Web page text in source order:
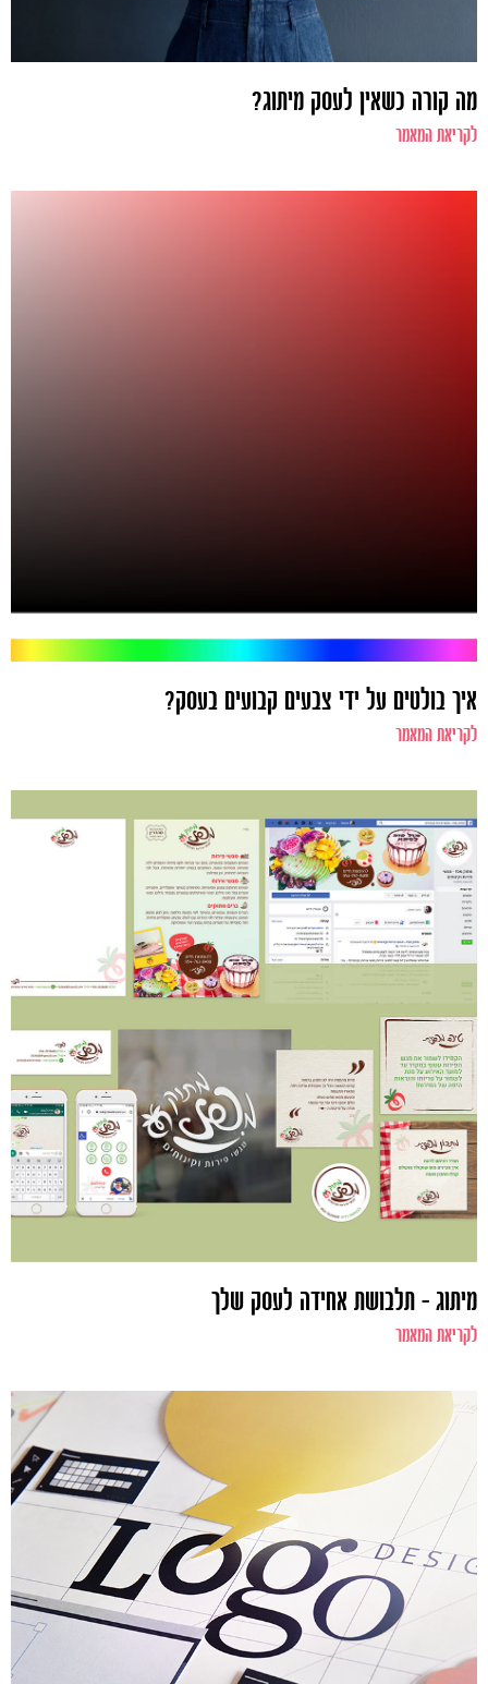
מה קורה כשאין לעסק מיתוג?
לקריאת המאמר
איך בולטים על ידי צבעים קבועים בעסק?
לקריאת המאמר
מיתוג – תלבושת אחידה לעסק שלך
לקריאת המאמר